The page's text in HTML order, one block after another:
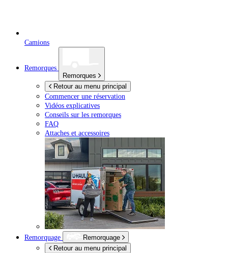
Camions
Remorques
Remorques
Retour au menu principal
Commencer une réservation
Vidéos explicatives
Conseils sur les remorques
FAQ
Attaches et accessoires
Remorquage
Remorquage
Retour au menu principal